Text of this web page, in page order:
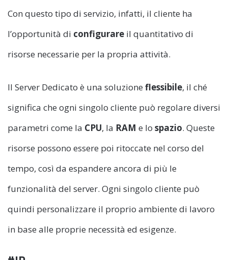
Con questo tipo di servizio, infatti, il cliente ha
l’opportunità di configurare il quantitativo di
risorse necessarie per la propria attività.
Il Server Dedicato è una soluzione flessibile, il ché
significa che ogni singolo cliente può regolare diversi
parametri come la CPU, la RAM e lo spazio. Queste
risorse possono essere poi ritoccate nel corso del
tempo, così da espandere ancora di più le
funzionalità del server. Ogni singolo cliente può
quindi personalizzare il proprio ambiente di lavoro
in base alle proprie necessità ed esigenze.